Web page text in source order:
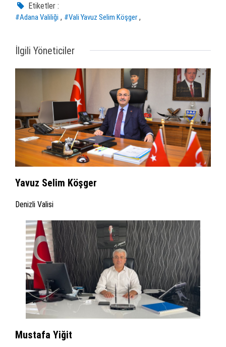
Etiketler :
#Adana Valiliği , #Vali Yavuz Selim Köşger ,
İlgili Yöneticiler
Yavuz Selim Köşger
Denizli Valisi
Mustafa Yiğit